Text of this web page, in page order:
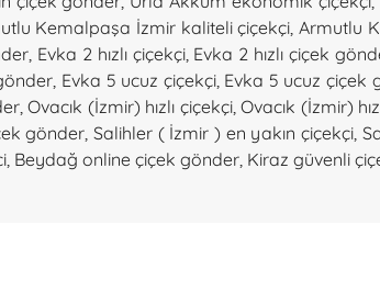
Kemalpaşa İzmir kaliteli çiçekçi, Armutlu
, Evka 2 hızlı çiçekçi, Evka 2 hızlı çiçek
, Evka 5 ucuz çiçekçi, Evka 5 ucuz çiçek
,Ovacık (İzmir) hızlı çiçekçi,Ovacık (İzmir)
gönder,Salihler ( İzmir ) en yakın çiçekçi,
, Beydağ online çiçek gönder, Kiraz güvenli